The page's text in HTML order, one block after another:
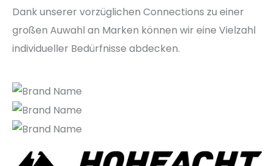
Dank unserer vorzüglichen Connections zu einer
großen Auwahl an Marken können wir eine Vielzahl
individueller Bedürfnisse abdecken.